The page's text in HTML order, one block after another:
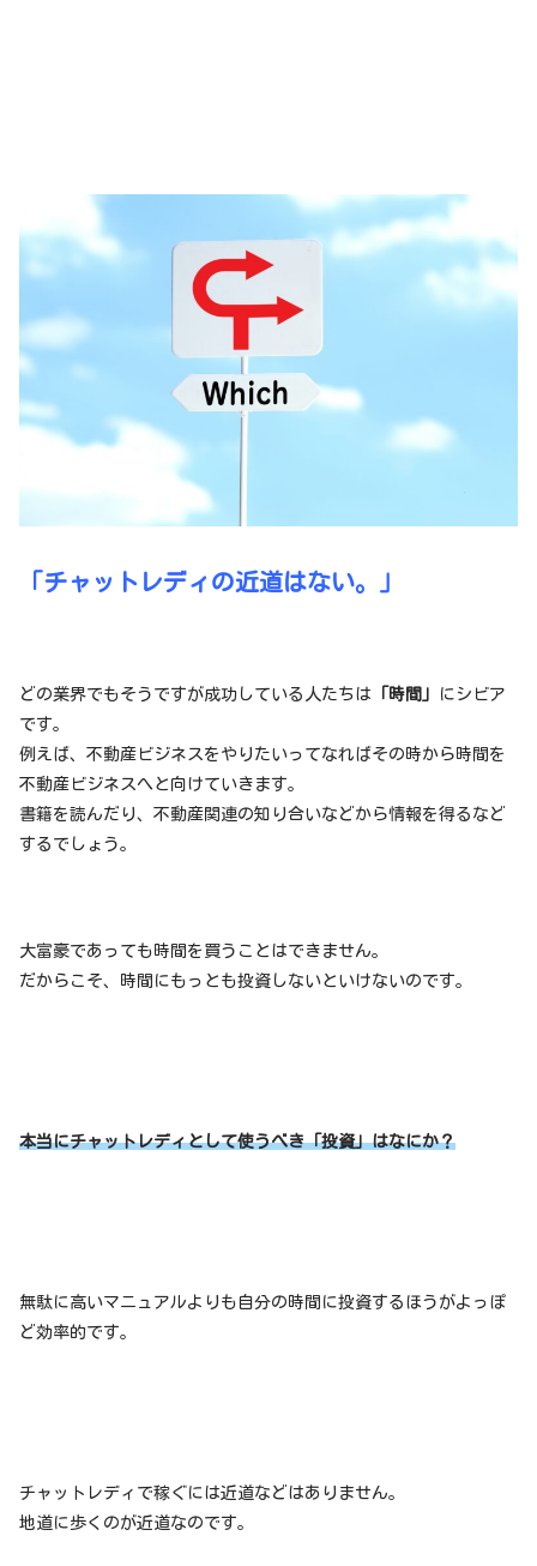
「チャットレディの近道はない。」
どの業界でもそうですが成功している人たちは 「時間」
にシビア
です。
例えば、不動産ビジネスをやりたいってなればその時から時間を
不動産ビジネスへと向けていきます。
書籍を読んだり、不動産関連の知り合いなどから情報を得るなど
するでしょう。
大富豪であっても時間を買うことはできません。
だからこそ、時間にもっとも投資しないといけないのです。
本当にチャットレディとして使うべき「投資」はなにか？
無駄に高いマニュアルよりも自分の時間に投資するほうがよっぽ
ど効率的です。
チャットレディで稼ぐには近道などはありません。
地道に歩くのが近道なのです。